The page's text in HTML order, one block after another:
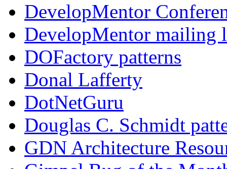
DevelopMentor
DevelopMentor mailing
DOFactory patterns
Donal Lafferty
DotNetGuru
Douglas C. Schmidt
GDN Architecture